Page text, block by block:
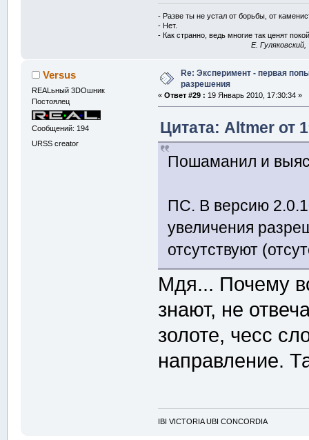
- Разве ты не устал от борьбы, от
- Нет.
- Как странно, ведь многие так ценят
E.
Versus
REALьный 3DOшник
Постоялец
Сообщений: 194
URSS creator
Re: Эксперимент - первая
разрешения
«Ответ #29 : 19 Январь 2010, 17:30:34 »
Цитата: Altmer от
Пошаманил и
ПС. В версию
увеличения
отсутствуют
Мдя... Почему
знают, не
золоте, чесс
направление.
IBI VICTORIA UBI CONCORDIA